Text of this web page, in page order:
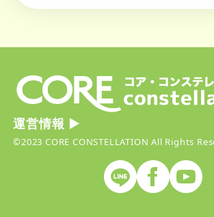
ク
運営情報 ▶︎
©2023 CORE CONSTELLATION All Rights